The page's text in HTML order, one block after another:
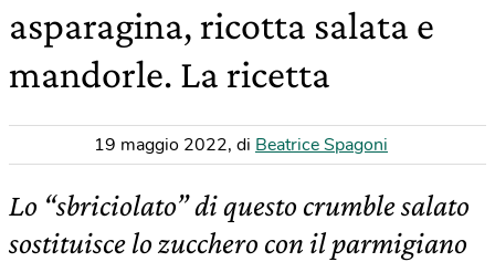
asparagina, ricotta salata e
mandorle. La ricetta
19 maggio 2022, di Beatrice Spagoni
Lo “sbriciolato” di questo crumble salato
sostituisce lo zucchero con il parmigiano